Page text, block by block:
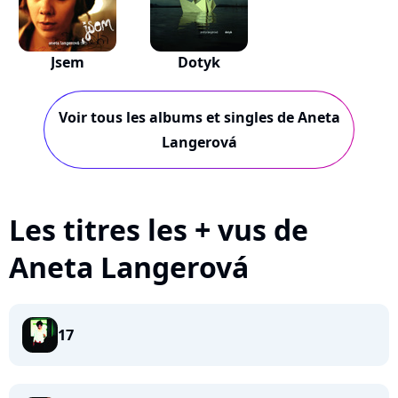
Jsem Dotyk
Voir tous les albums et singles de Aneta
Langerová
Les titres les + vus de
Aneta Langerová
17